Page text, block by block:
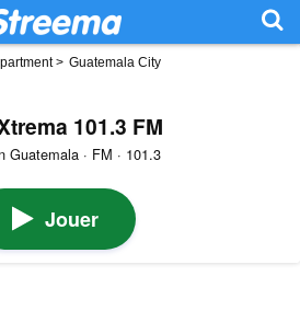
> Guatemala City
101.3 FM
Guatemala · FM · 101.3
Jouer